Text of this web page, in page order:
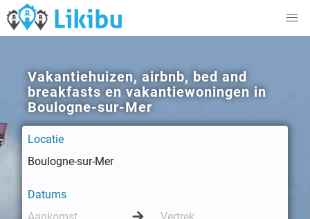
Vakantiehuizen, airbnb, bed and
breakfasts en vakantiewoningen in
Boulogne-sur-Mer
Locatie
Datums